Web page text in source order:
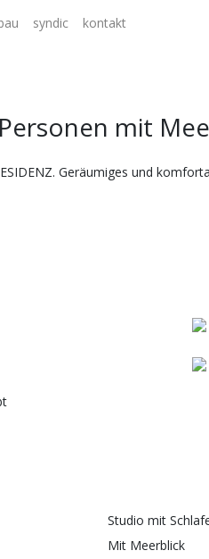
syndic kontakt
mit
Geräumiges und
Studio mit
Mit Meerblick